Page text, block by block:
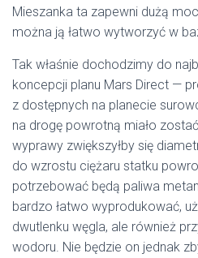
Mieszanka ta zapewni dużą
można ją łatwo wytworzyć w
Tak właśnie dochodzimy do
koncepcji planu Mars Direct —
z dostępnych na planecie
na drogę powrotną miało
wyprawy zwiększyłby się
do wzrostu ciężaru statku
potrzebować będą paliwa
bardzo łatwo wyprodukować,
dwutlenku węgla, ale również
wodoru. Nie będzie on jednak